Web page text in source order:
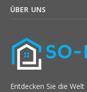
ÜBER UNS
Entdecken Sie die